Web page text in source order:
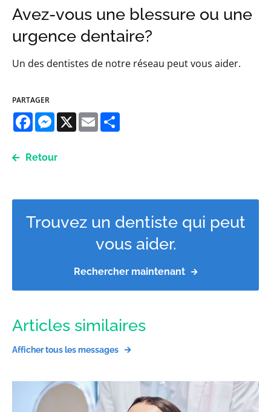
Avez-vous une blessure ou une
urgence dentaire?
Un des dentistes de notre réseau peut vous aider.
PARTAGER
FacebookMessenger
X Email
Retour
Trouvez un dentiste qui peut
vous aider.
Rechercher maintenant
Articles similaires
Afficher tous les messages